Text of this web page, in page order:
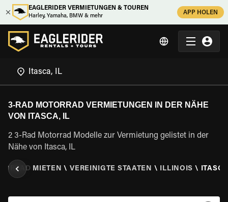
EAGLERIDER VERMIETUNGEN & TOUREN
Harley, Yamaha, BMW & mehr
APP HOLEN
3-RAD MOTORRAD VERMIETUNGEN IN DER NÄHE
VON ITASCA, IL
2 3-Rad Motorrad Modelle zur Vermietung gelistet in der
Nähe von Itasca, IL
MIETEN \ VEREINIGTE STAATEN \ ILLINOIS \